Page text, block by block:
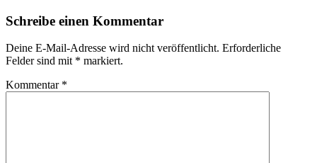
Schreibe einen Kommentar
Deine E-Mail-Adresse wird nicht veröffentlicht. Erforderliche
Felder sind mit * markiert.
Kommentar *